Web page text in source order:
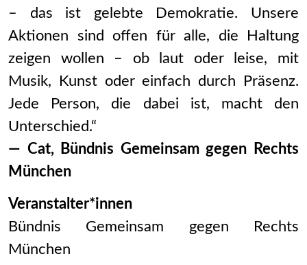
– das ist gelebte Demokratie. Unsere
Aktionen sind offen für alle, die Haltung
zeigen wollen – ob laut oder leise, mit
Musik, Kunst oder einfach durch Präsenz.
Jede Person, die dabei ist, macht den
Unterschied.“
— Cat, Bündnis Gemeinsam gegen Rechts
München
Veranstalter*innen
Bündnis Gemeinsam gegen Rechts
München